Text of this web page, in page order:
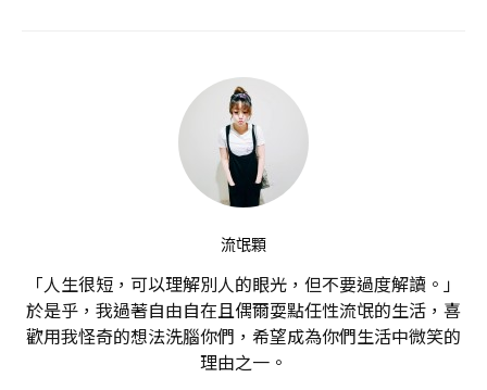
流氓顆
「人生很短，可以理解別人的眼光，但不要過度解讀。」
於是乎，我過著自由自在且偶爾耍點任性流氓的生活，喜
歡用我怪奇的想法洗腦你們，希望成為你們生活中微笑的
理由之一。